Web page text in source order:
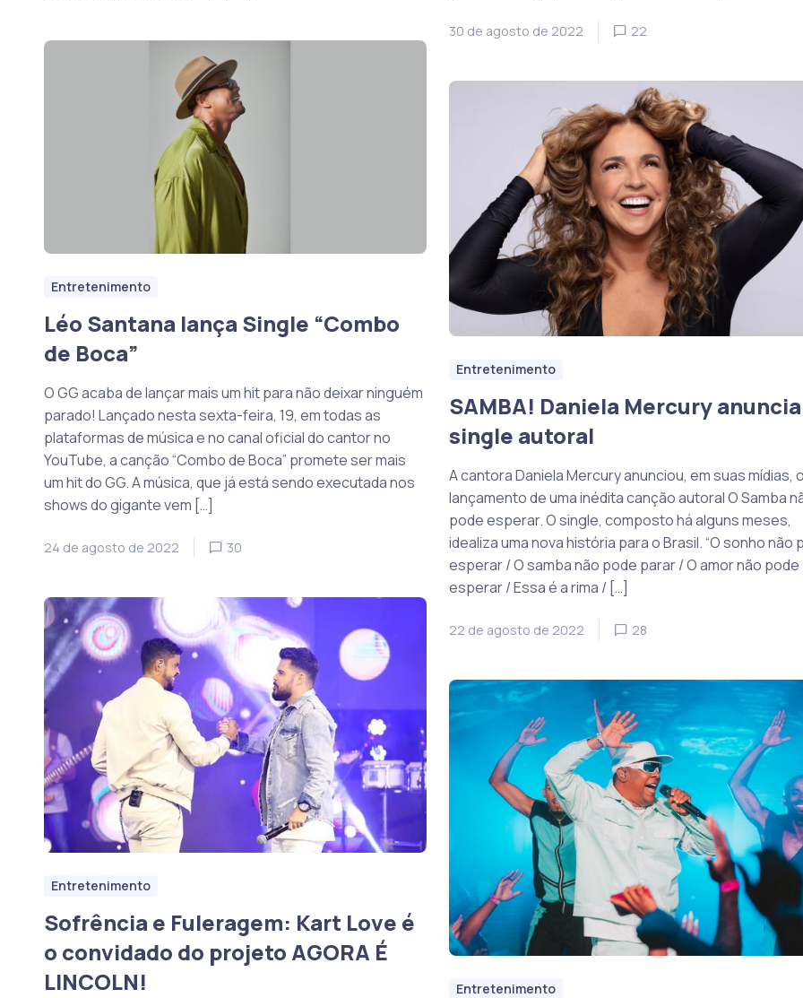
30 de agosto de 2022 22
Entretenimento
Léo Santana lança Single “Combo
de Boca”
O GG acaba de lançar mais um hit para não deixar ninguém
parado! Lançado nesta sexta-feira, 19, em todas as
plataformas de música e no canal oficial do cantor no
YouTube, a canção “Combo de Boca” promete ser mais
um hit do GG. A música, que já está sendo executada nos
shows do gigante vem […]
24 de agosto de 2022 30
Entretenimento
SAMBA! Daniela Mercury anuncia
single autoral
A cantora Daniela Mercury anunciou, em suas mídias, o
lançamento de uma inédita canção autoral O Samba
pode esperar. O single, composto há alguns meses,
idealiza uma nova história para o Brasil. “O sonho não
esperar / O samba não pode parar / O amor não pode
esperar / Essa é a rima / […]
22 de agosto de 2022 28
Entretenimento
Sofrência e Fuleragem: Kart Love é
o convidado do projeto AGORA É
LINCOLN!
Entretenimento